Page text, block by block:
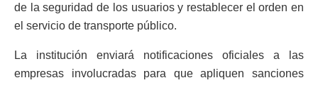
de la seguridad de los usuarios y restablecer el orden en
el servicio de transporte público.
La institución enviará notificaciones oficiales a las
empresas involucradas para que apliquen sanciones